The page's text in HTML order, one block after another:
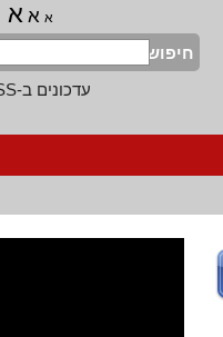
א א א
חיפוש
עדכונים ב-RSS